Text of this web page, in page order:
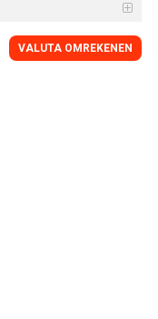
VALUTA OMREKENEN